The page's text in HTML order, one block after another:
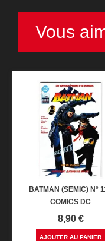
Vous
BATMAN (SEMIC) N°
COMICS DC
Prix
8,90 €
AJOUTER AU PANIER